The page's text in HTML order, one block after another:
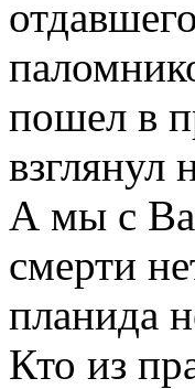
пошел в
взглянул
А мы с
смерти
планида
Кто из